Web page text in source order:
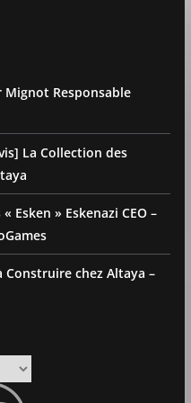
Mignot Responsable
La Collection des
Esken » Eskenazi CEO –
Construire chez Altaya –